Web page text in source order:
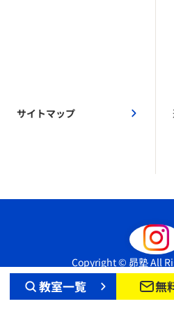
サイトマップ
Copyright © 昴塾 All
教室一覧 無